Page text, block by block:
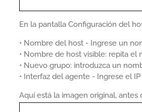
En la pantalla Configuración del
• Nombre del host - Ingrese un
• Nombre de host visible: repita el
• Nuevo grupo: introduzca un
• Interfaz del agente - Ingrese el
Aquí está la imagen original, antes